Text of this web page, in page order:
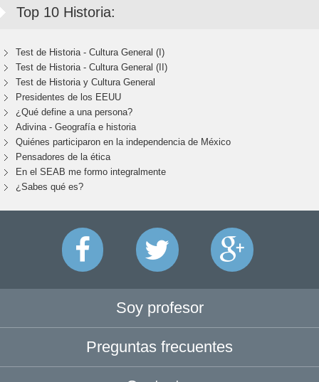
Top 10 Historia:
Test de Historia - Cultura General (I)
Test de Historia - Cultura General (II)
Test de Historia y Cultura General
Presidentes de los EEUU
¿Qué define a una persona?
Adivina - Geografía e historia
Quiénes participaron en la independencia de México
Pensadores de la ética
En el SEAB me formo integralmente
¿Sabes qué es?
Soy profesor
Preguntas frecuentes